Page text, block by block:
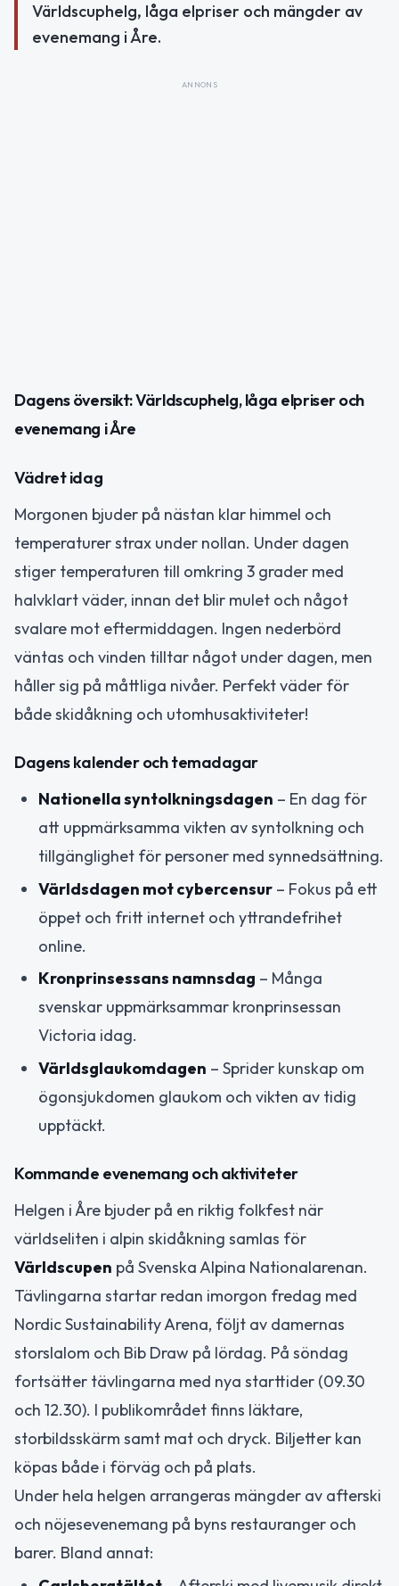
Världscuphelg, låga elpriser och mängder av
evenemang i Åre.
ANNONS
Dagens översikt: Världscuphelg, låga elpriser och
evenemang i Åre
Vädret idag
Morgonen bjuder på nästan klar himmel och
temperaturer strax under nollan. Under dagen
stiger temperaturen till omkring 3 grader med
halvklart väder, innan det blir mulet och något
svalare mot eftermiddagen. Ingen nederbörd
väntas och vinden tilltar något under dagen, men
håller sig på måttliga nivåer. Perfekt väder för
både skidåkning och utomhusaktiviteter!
Dagens kalender och temadagar
Nationella syntolkningsdagen – En dag för
att uppmärksamma vikten av syntolkning och
tillgänglighet för personer med synnedsättning.
Världsdagen mot cybercensur – Fokus på ett
öppet och fritt internet och yttrandefrihet
online.
Kronprinsessans namnsdag – Många
svenskar uppmärksammar kronprinsessan
Victoria idag.
Världsglaukomdagen – Sprider kunskap om
ögonsjukdomen glaukom och vikten av tidig
upptäckt.
Kommande evenemang och aktiviteter
Helgen i Åre bjuder på en riktig folkfest när
världseliten i alpin skidåkning samlas för
Världscupen på Svenska Alpina Nationalarenan.
Tävlingarna startar redan imorgon fredag med
Nordic Sustainability Arena, följt av damernas
storslalom och Bib Draw på lördag. På söndag
fortsätter tävlingarna med nya starttider (09.30
och 12.30). I publikområdet finns läktare,
storbildsskärm samt mat och dryck. Biljetter kan
köpas både i förväg och på plats.
Under hela helgen arrangeras mängder av afterski
och nöjesevenemang på byns restauranger och
barer. Bland annat: